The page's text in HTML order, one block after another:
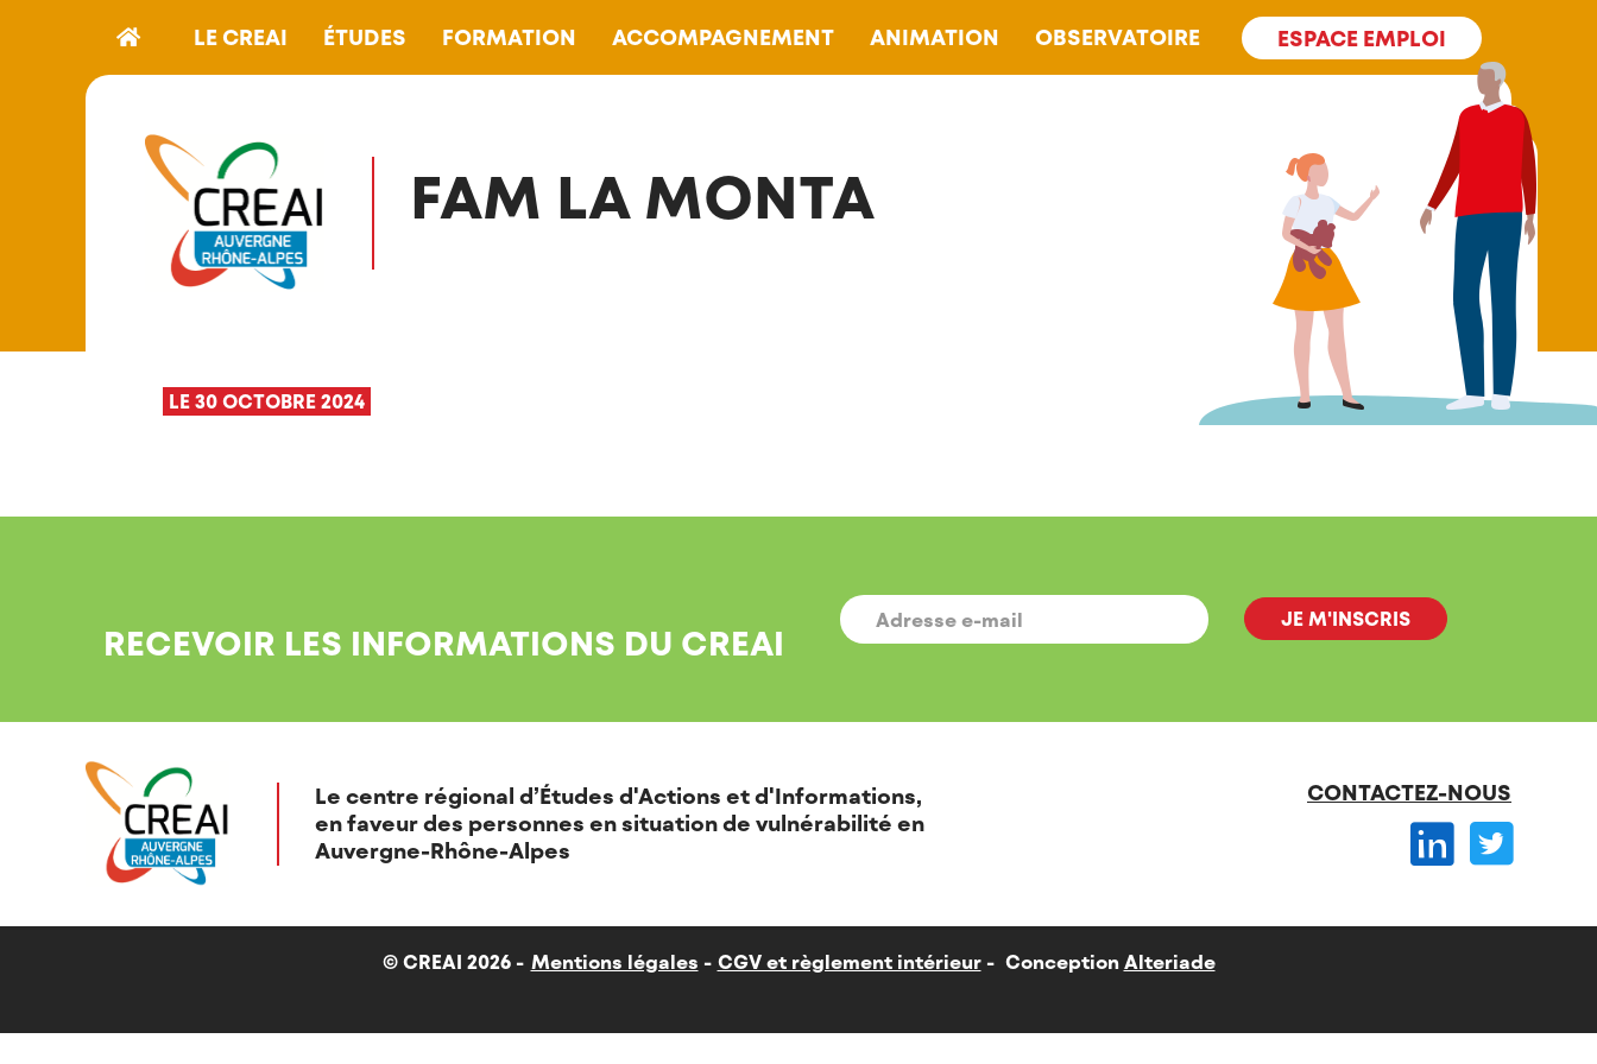
LE CREAI ÉTUDES FORMATION ACCOMPAGNEMENT ANIMATION OBSERVATOIRE ESPACE EMPLOI
FAM LA MONTA
LE 30 OCTOBRE 2024
RECEVOIR LES INFORMATIONS DU CREAI
E-
MAIL *
Le centre régional d’Études d'Actions et d'Informations,
en faveur des personnes en situation de vulnérabilité en
Auvergne-Rhône-Alpes
CONTACTEZ-NOUS
© CREAI 2026 - Mentions légales CGV et règlement intérieur Conception Alteriade